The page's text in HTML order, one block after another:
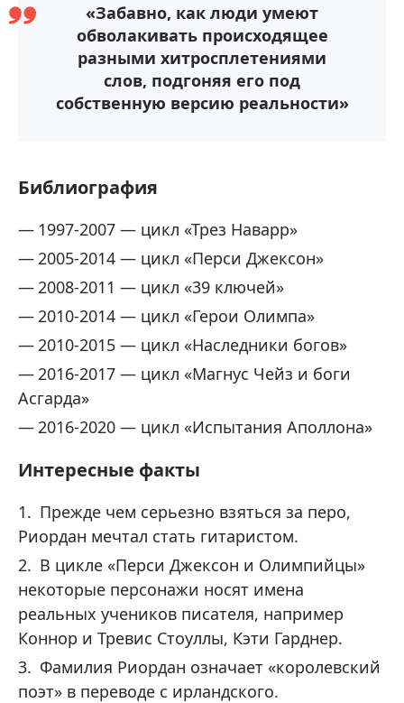
«Забавно, как люди умеют
обволакивать происходящее
разными хитросплетениями
слов, подгоняя его под
собственную версию реальности»
Библиография
1997-2007 — цикл «Трез Наварр»
2005-2014 — цикл «Перси Джексон»
2008-2011 — цикл «39 ключей»
2010-2014 — цикл «Герои Олимпа»
2010-2015 — цикл «Наследники богов»
2016-2017 — цикл «Магнус Чейз и боги
Асгарда»
2016-2020 — цикл «Испытания Аполлона»
Интересные факты
Прежде чем серьезно взяться за перо,
Риордан мечтал стать гитаристом.
В цикле «Перси Джексон и Олимпийцы»
некоторые персонажи носят имена
реальных учеников писателя, например
Коннор и Тревис Стоуллы, Кэти Гарднер.
Фамилия Риордан означает «королевский
поэт» в переводе с ирландского.